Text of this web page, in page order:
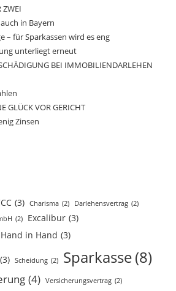
ZWEI
in Bayern
– für Sparkassen wird es eng
unterliegt erneut
BEI IMMOBILIENDARLEHEN
GLÜCK VOR GERICHT
Zinsen
(3) Charisma (2) Darlehensvertrag (2)
(2) Excalibur (3)
Hand in Hand (3)
(3) Scheidung (2) Sparkasse(8)
(4) Versicherungsvertrag (2)